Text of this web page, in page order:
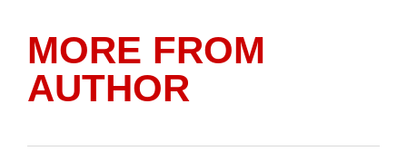
MORE FROM
AUTHOR